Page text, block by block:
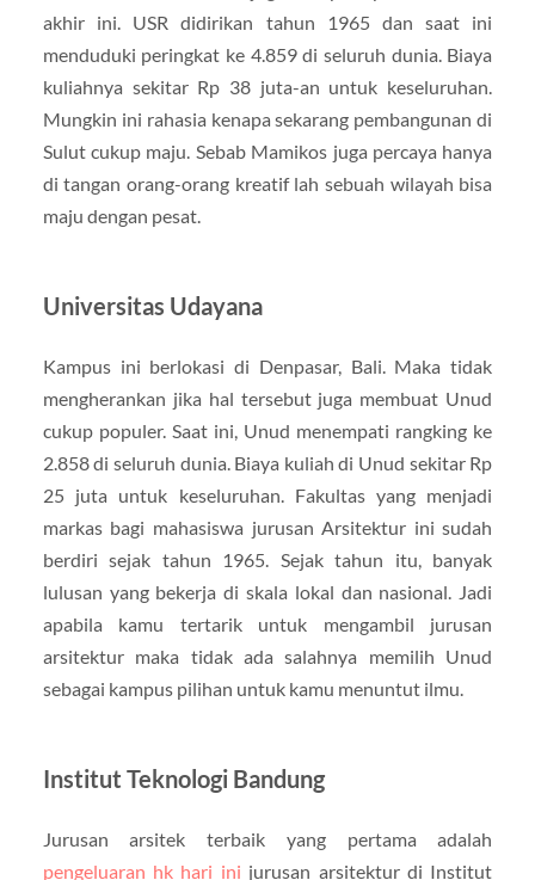
akhir ini. USR didirikan tahun 1965 dan saat ini
menduduki peringkat ke 4.859 di seluruh dunia. Biaya
kuliahnya sekitar Rp 38 juta-an untuk keseluruhan.
Mungkin ini rahasia kenapa sekarang pembangunan di
Sulut cukup maju. Sebab Mamikos juga percaya hanya
di tangan orang-orang kreatif lah sebuah wilayah bisa
maju dengan pesat.
Universitas Udayana
Kampus ini berlokasi di Denpasar, Bali. Maka tidak
mengherankan jika hal tersebut juga membuat Unud
cukup populer. Saat ini, Unud menempati rangking ke
2.858 di seluruh dunia. Biaya kuliah di Unud sekitar Rp
25 juta untuk keseluruhan. Fakultas yang menjadi
markas bagi mahasiswa jurusan Arsitektur ini sudah
berdiri sejak tahun 1965. Sejak tahun itu, banyak
lulusan yang bekerja di skala lokal dan nasional. Jadi
apabila kamu tertarik untuk mengambil jurusan
arsitektur maka tidak ada salahnya memilih Unud
sebagai kampus pilihan untuk kamu menuntut ilmu.
Institut Teknologi Bandung
Jurusan arsitek terbaik yang pertama adalah
pengeluaran hk hari ini jurusan arsitektur di Institut